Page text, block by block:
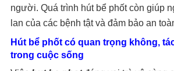
người. Quá trình hút bể phốt còn giúp
lan của các bệnh tật và đảm bảo an
Hút bể phốt có quan trọng không,
trong cuộc sống